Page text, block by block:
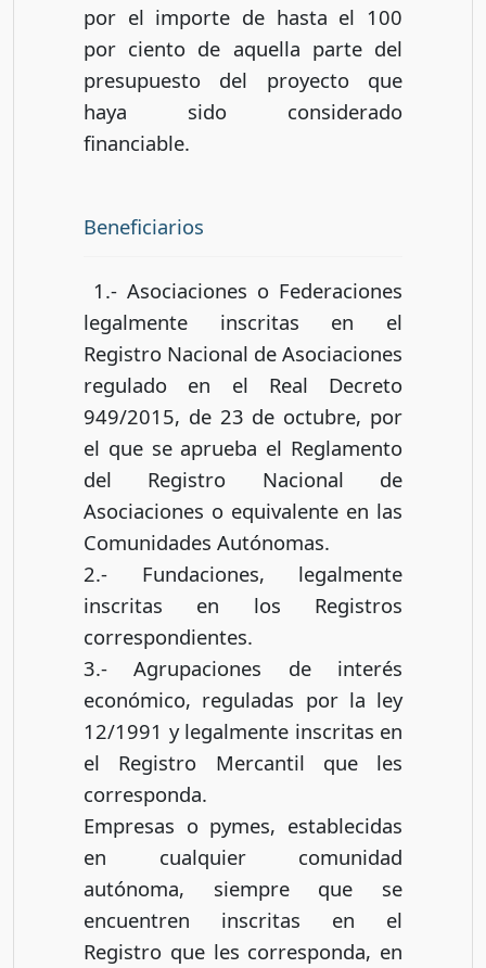
por el importe de hasta el 100
por ciento de aquella parte del
presupuesto del proyecto que
haya sido considerado
financiable.
Beneficiarios
1.- Asociaciones o Federaciones
legalmente inscritas en el
Registro Nacional de Asociaciones
regulado en el Real Decreto
949/2015, de 23 de octubre, por
el que se aprueba el Reglamento
del Registro Nacional de
Asociaciones o equivalente en las
Comunidades Autónomas.
2.- Fundaciones, legalmente
inscritas en los Registros
correspondientes.
3.- Agrupaciones de interés
económico, reguladas por la ley
12/1991 y legalmente inscritas en
el Registro Mercantil que les
corresponda.
Empresas o pymes, establecidas
en cualquier comunidad
autónoma, siempre que se
encuentren inscritas en el
Registro que les corresponda, en